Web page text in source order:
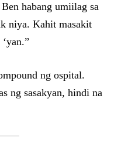
habang umiilag sa
niya. Kahit masakit
ng ospital.
ng sasakyan, hindi na